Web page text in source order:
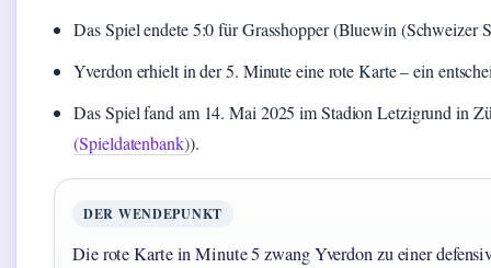
Das Spiel endete 5:0 für Grasshopper (Bluewin (Schweizer
Yverdon erhielt in der 5. Minute eine rote Karte – ein
Das Spiel fand am 14. Mai 2025 im Stadion Letzigrund in
(Spieldatenbank)).
DER WENDEPUNKT
Die rote Karte in Minute 5 zwang Yverdon zu einer